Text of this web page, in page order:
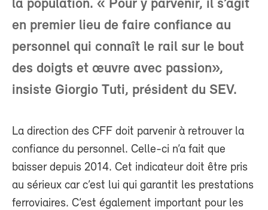
la population. « Pour y parvenir, il s’agit
en premier lieu de faire confiance au
personnel qui connaît le rail sur le bout
des doigts et œuvre avec passion»,
insiste Giorgio Tuti, président du SEV.
La direction des CFF doit parvenir à retrouver la
confiance du personnel. Celle-ci n’a fait que
baisser depuis 2014. Cet indicateur doit être pris
au sérieux car c’est lui qui garantit les prestations
ferroviaires. C’est également important pour les